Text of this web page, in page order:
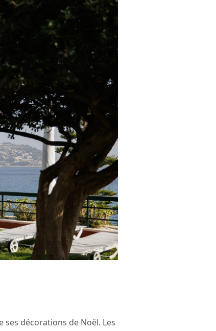
ses décorations de Noël. Les